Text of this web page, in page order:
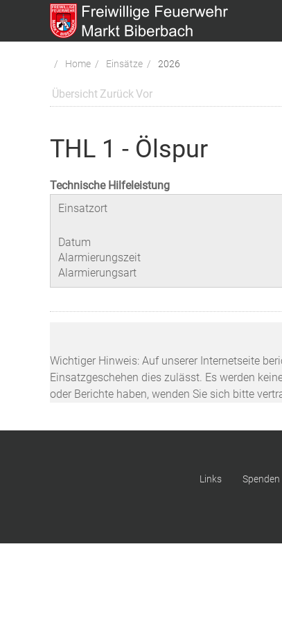
Home Einsätze 2026
Übersicht ZurückVor
THL 1 - Ölspur
Technische Hilfeleistung
Einsatzort
Datum
Alarmierungszeit
Alarmierungsart
Wichtiger Hinweis: Auf unserer Internetseite
Einsatzgeschehen dies zulässt. Es werden
oder Berichte haben, wenden Sie sich bitte
Links Spenden